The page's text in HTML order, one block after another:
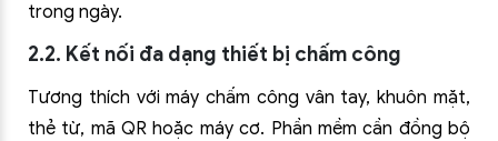
trong ngày.
2.2. Kết nối đa dạng thiết bị chấm công
Tương thích với máy chấm công vân tay, khuôn mặt,
thẻ từ, mã QR hoặc máy cơ. Phần mềm cần đồng bộ